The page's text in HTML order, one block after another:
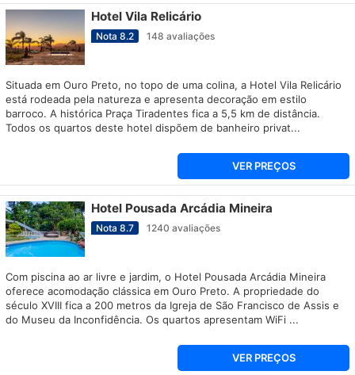
Hotel Vila Relicário
Nota 8.2 148 avaliações
Situada em Ouro Preto, no topo de uma colina, a Hotel Vila Relicário
está rodeada pela natureza e apresenta decoração em estilo
barroco. A histórica Praça Tiradentes fica a 5,5 km de distância.
Todos os quartos deste hotel dispõem de banheiro privat...
VER PREÇOS
Hotel Pousada Arcádia Mineira
Nota 8.7 1240 avaliações
Com piscina ao ar livre e jardim, o Hotel Pousada Arcádia Mineira
oferece acomodação clássica em Ouro Preto. A propriedade do
século XVIII fica a 200 metros da Igreja de São Francisco de Assis e
do Museu da Inconfidência. Os quartos apresentam WiFi ...
VER PREÇOS